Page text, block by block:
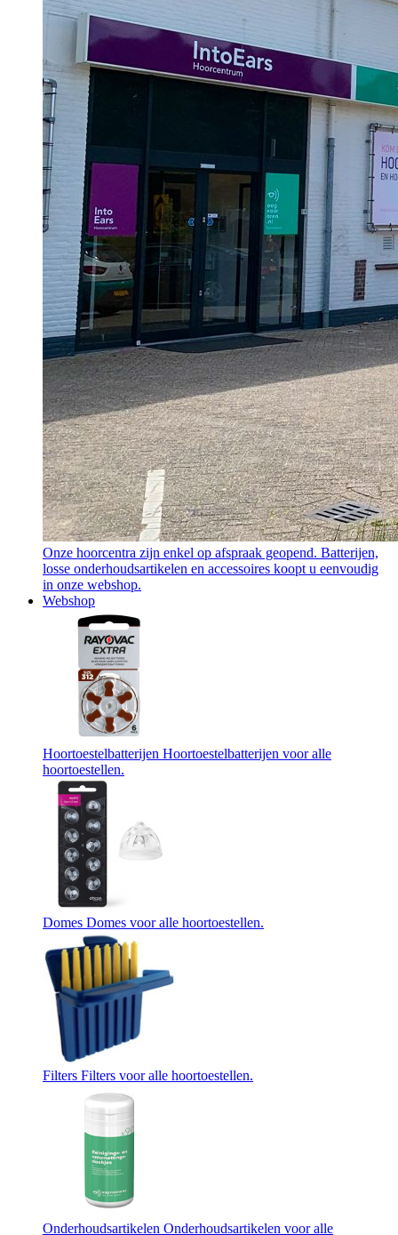
Onze hoorcentra zijn enkel op afspraak geopend. Batterijen,
losse onderhoudsartikelen en accessoires koopt u eenvoudig
in onze webshop.
Webshop
Hoortoestelbatterijen Hoortoestelbatterijen voor alle
hoortoestellen.
Domes Domes voor alle hoortoestellen.
Filters Filters voor alle hoortoestellen.
Onderhoudsartikelen Onderhoudsartikelen voor alle